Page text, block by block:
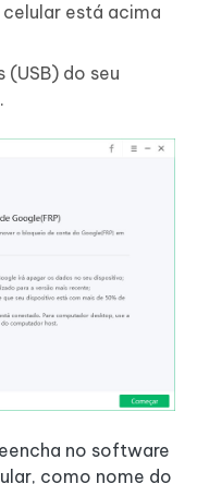
está acima
do seu
no software
como nome do